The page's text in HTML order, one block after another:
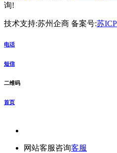
询!
技术支持:苏州企商 备案号:苏
电话
短信
二维码
首页
网站客服咨询客服